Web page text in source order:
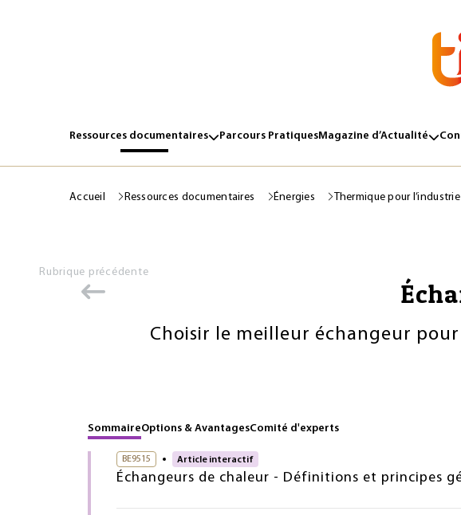
Ressources documentaires Parcours PratiquesMagazine d’Actualité
Accueil Ressources documentaires Énergies Thermique pour l’industrie
Rubrique précédente
Choisir le meilleur échangeur
SommaireOptions & AvantagesComité d'experts
BE9515 Article interactif
Échangeurs de chaleur - Définitions et principes